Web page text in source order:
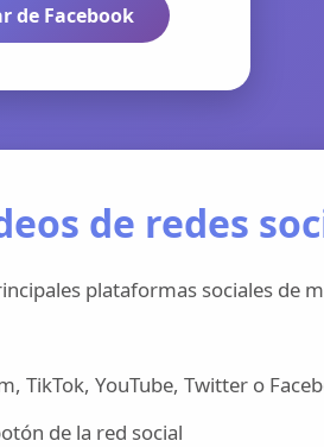
de Facebook
de redes
plataformas sociales de
TikTok, YouTube, Twitter o
de la red social